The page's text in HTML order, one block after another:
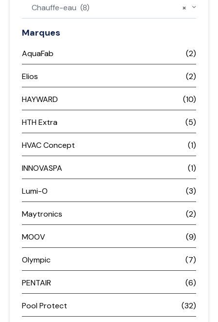
×
Chauffe-eau (8)
Marques
AquaFab (2)
Elios (2)
HAYWARD (10)
HTH Extra (5)
HVAC Concept (1)
INNOVASPA (1)
Lumi-O (3)
Maytronics (2)
MOOV (9)
Olympic (7)
PENTAIR (6)
Pool Protect (32)